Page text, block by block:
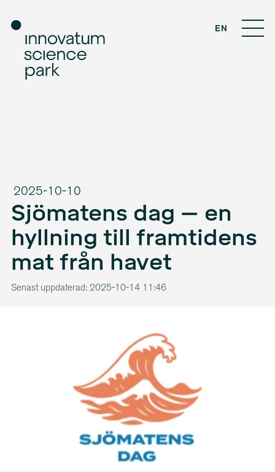
EN
2025-10-10
Sjömatens dag – en
hyllning till framtidens
mat från havet
Senast uppdaterad: 2025-10-14 11:46